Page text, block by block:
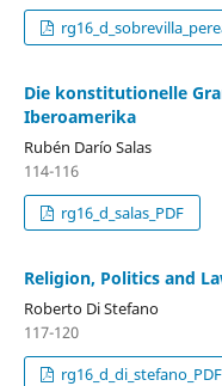
Die konstitutionelle
Iberoamerika
Rubén Darío Salas
114-116
rg16_d_salas_PDF
Religion, Politics and
Roberto Di Stefano
117-120